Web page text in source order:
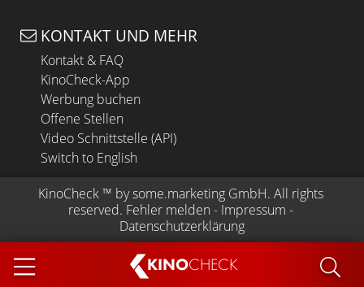
KINOCHECK
KONTAKT UND MEHR
Kontakt & FAQ
KinoCheck-App
Werbung buchen
Offene Stellen
Video Schnittstelle (API)
Switch to English
KinoCheck ™ by some.marketing GmbH. All rights
reserved. Fehler melden - Impressum -
Datenschutzerklärung